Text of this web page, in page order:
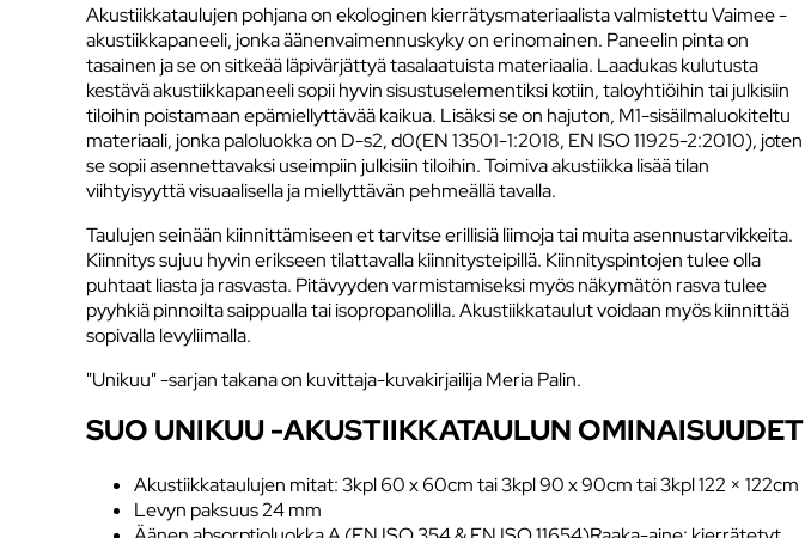
Akustiikkataulujen pohjana on ekologinen kierrätysmateriaalista valmistettu Vaimee -
akustiikkapaneeli, jonka äänenvaimennuskyky on erinomainen. Paneelin pinta on
tasainen ja se on sitkeää läpivärjättyä tasalaatuista materiaalia. Laadukas kulutusta
kestävä akustiikkapaneeli sopii hyvin sisustuselementiksi kotiin, taloyhtiöihin tai julkisiin
tiloihin poistamaan epämiellyttävää kaikua. Lisäksi se on hajuton, M1-sisäilmaluokiteltu
materiaali, jonka paloluokka on D-s2, d0(EN 13501-1:2018, EN ISO 11925-2:2010), joten
se sopii asennettavaksi useimpiin julkisiin tiloihin. Toimiva akustiikka lisää tilan
viihtyisyyttä visuaalisella ja miellyttävän pehmeällä tavalla.
​Taulujen seinään kiinnittämiseen et tarvitse erillisiä liimoja tai muita asennustarvikkeita.
Kiinnitys sujuu hyvin erikseen tilattavalla kiinnitysteipillä. Kiinnityspintojen tulee olla
puhtaat liasta ja rasvasta. Pitävyyden varmistamiseksi myös näkymätön rasva tulee
pyyhkiä pinnoilta saippualla tai isopropanolilla. Akustiikkataulut voidaan myös kiinnittää
sopivalla levyliimalla.
"Unikuu" -sarjan takana on kuvittaja-kuvakirjailija Meria Palin.
SUO UNIKUU -AKUSTIIKKATAULUN OMINAISUUDET
Akustiikkataulujen mitat: 3kpl 60 x 60cm tai 3kpl 90 x 90cm tai 3kpl 122 × 122cm
Levyn paksuus 24 mm